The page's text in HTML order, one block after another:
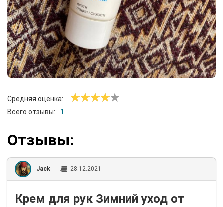
Средняя оценка:
Всего отзывы:
1
Отзывы:
Jack 28.12.2021
Крем для рук Зимний уход от